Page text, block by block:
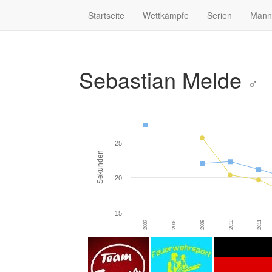
Startseite Wettkämpfe Serien
Sebastian Melde ♂
Sekunden
2007 2008 2009 2010 2011
15
20
25